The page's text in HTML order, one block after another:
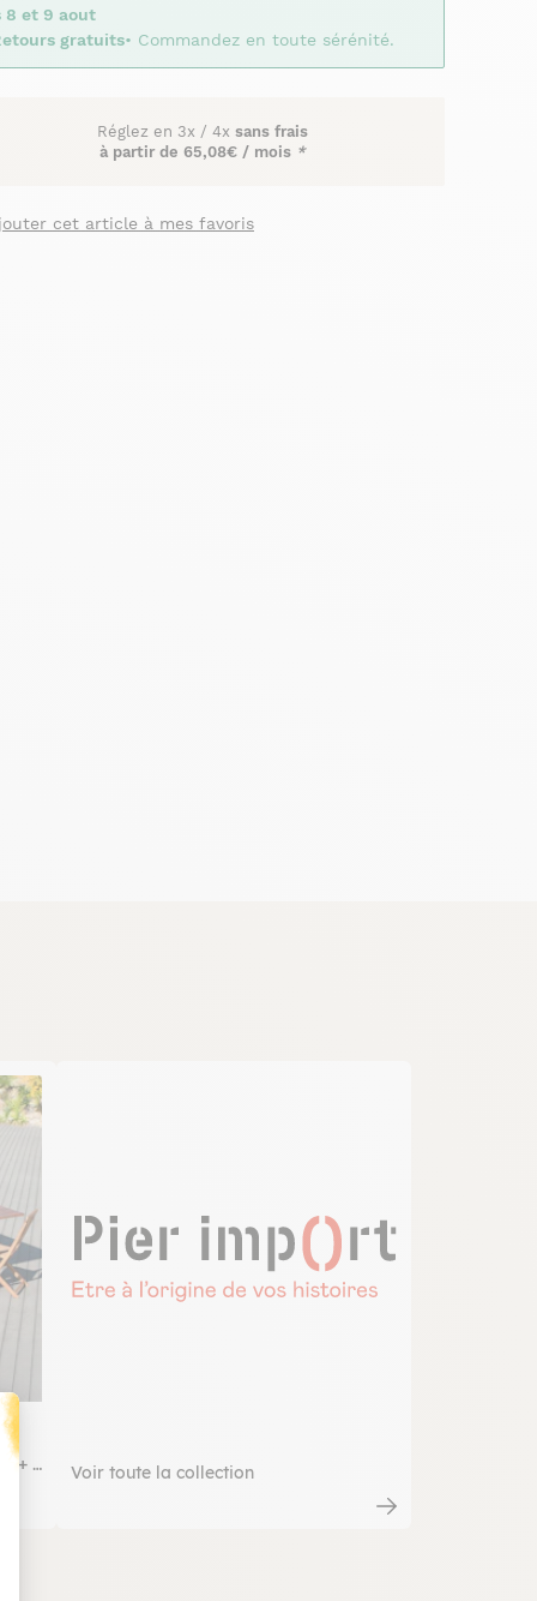
: Personnalisez vos Options
8 et 9 aout
gratuits• Commandez en toute sérénité.
Réglez en 3x / 4x sans frais
à partir de 65,08€ / mois *
cet article à mes favoris
+ 8
Voir toute la collection